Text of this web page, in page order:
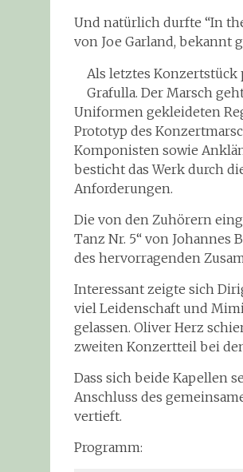
Und natürlich durfte “In
von Joe Garland, bekannt
Als letztes Konzertstück
Grafulla. Der Marsch
Uniformen gekleideten
Prototyp des
Komponisten sowie
besticht das Werk durch
Anforderungen.
Die von den Zuhörern
Tanz Nr. 5“ von
des hervorragenden
Interessant zeigte sich
viel Leidenschaft und
gelassen. Oliver Herz
zweiten Konzertteil bei
Dass sich beide Kapellen
Anschluss des
vertieft.
Programm: